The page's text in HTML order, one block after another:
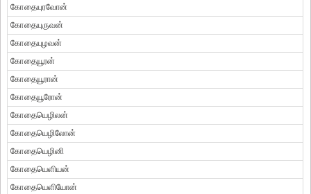
கோதையுரவோன்
கோதையுருவன்
கோதையுழவன்
கோதையூரன்
கோதையூரான்
கோதையூரோன்
கோதையெழிலன்
கோதையெழிலோன்
கோதையெழினி
கோதையெளியன்
கோதையெளியோன்